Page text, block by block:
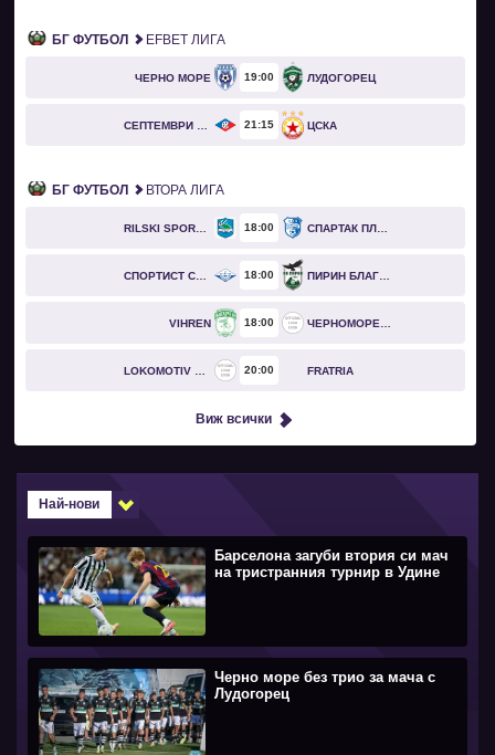
БГ ФУТБОЛ EFBET ЛИГА
ЧЕРНО МОРЕ 19 00 ЛУДОГОРЕЦ
21 15 ЦСКА
БГ ФУТБОЛ ВТОРА ЛИГА
RILSKI SPORTIST 18 00 СПАРТАК ПЛЕВЕН
СПОРТИСТ СВОГЕ 18 00 ПИРИН БЛАГОЕВГРАД
VIHREN 18 00
20 00 FRATRIA
Виж всички
Най-нови
Барселона загуби втория си мач
на тристранния турнир в Удине
Черно море без трио за мача с
Лудогорец